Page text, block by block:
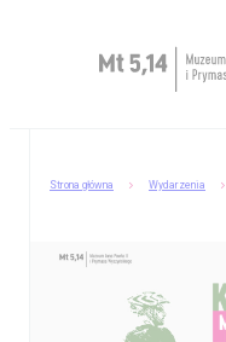
Muzeum dostępne
Kup bilet
Strona główna Wydarzenia